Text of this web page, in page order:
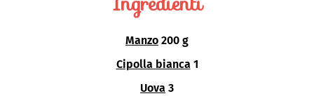
Manzo 200 g
Cipolla bianca 1
Uova 3